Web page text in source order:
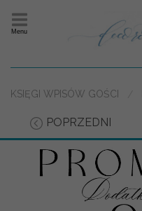
Menu
KSIĘGI WPISÓW GOŚCI
POPRZEDNI